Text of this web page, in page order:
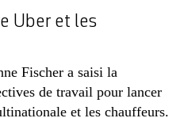
Uber et les
Fischer a saisi la
de travail pour lancer
et les chauffeurs.